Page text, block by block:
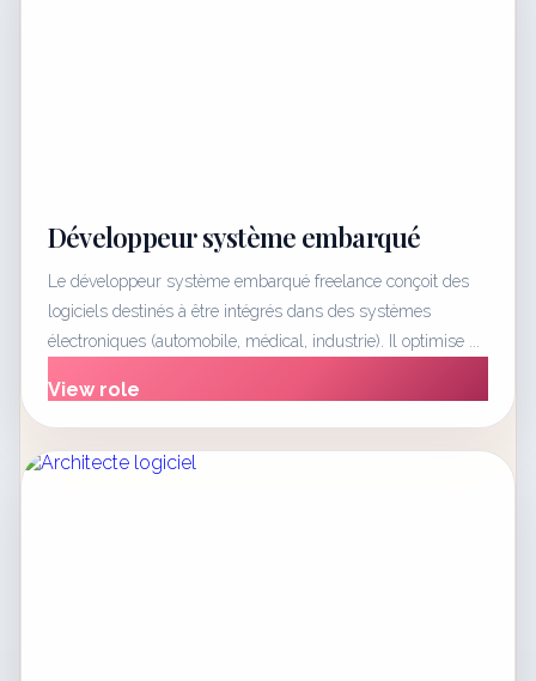
Développeur système embarqué
Le développeur système embarqué freelance conçoit des
logiciels destinés à être intégrés dans des systèmes
électroniques (automobile, médical, industrie). Il optimise ...
View role